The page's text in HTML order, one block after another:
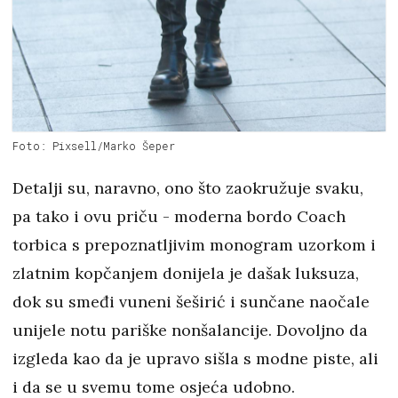
Foto: Pixsell/Marko Šeper
Detalji su, naravno, ono što zaokružuje svaku,
pa tako i ovu priču - moderna bordo Coach
torbica s prepoznatljivim monogram uzorkom i
zlatnim kopčanjem donijela je dašak luksuza,
dok su smeđi vuneni šeširić i sunčane naočale
unijele notu pariške nonšalancije. Dovoljno da
izgleda kao da je upravo sišla s modne piste, ali
i da se u svemu tome osjeća udobno.